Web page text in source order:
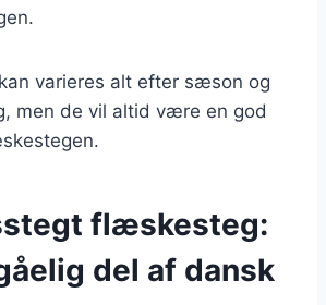
varieres alt efter sæson og
men de vil altid være en god
flæskesteg:
del af dansk